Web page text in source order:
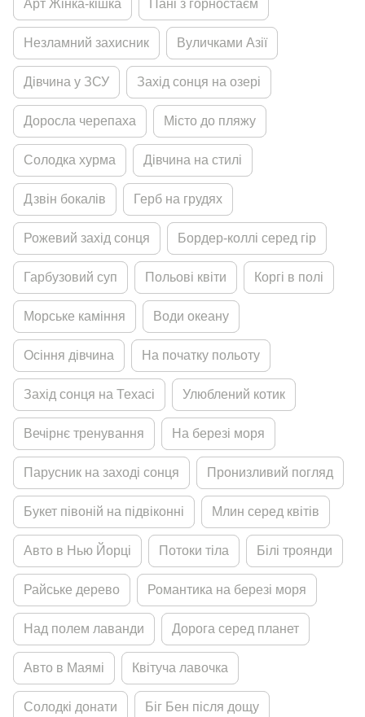
Арт Жiнка-кiшка Панi з горностаєм
Незламний захисник Вуличками Азiї
Дiвчина у ЗСУ Захiд сонця на озерi
Доросла черепаха Мiсто до пляжу
Солодка хурма Дiвчина на стилi
Дзвiн бокалiв Герб на грудях
Рожевий захiд сонця Бордер-коллi серед гiр
Гарбузовий суп Польовi квiти Коргi в полi
Морське камiння Води океану
Осiння дiвчина На початку польоту
Захiд сонця на Техасi Улюблений котик
Вечiрнє тренування На березi моря
Парусник на заходi сонця Пронизливий погляд
Букет пiвонiй на пiдвiконнi Млин серед квiтiв
Авто в Нью Йорцi Потоки тiла Бiлi троянди
Райське дерево Романтика на березi моря
Над полем лаванди Дорога серед планет
Авто в Маямi Квiтуча лавочка
Солодкi донати Бiг Бен пiсля дощу